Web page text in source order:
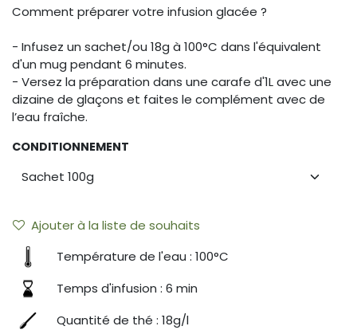
Comment préparer votre infusion glacée ?
- Infusez un sachet/ou 18g à 100°C dans l'équivalent
d'un mug pendant 6 minutes.
- Versez la préparation dans une carafe d'1L avec une
dizaine de glaçons et faites le complément avec de
l’eau fraîche.
CONDITIONNEMENT
Ajouter à la liste de souhaits
Température de l'eau : 100°C
Temps d'infusion : 6 min
Quantité de thé : 18g/l